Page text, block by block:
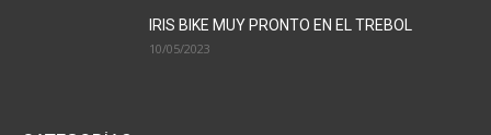
IRIS BIKE MUY PRONTO EN EL TREBOL
10/05/2023